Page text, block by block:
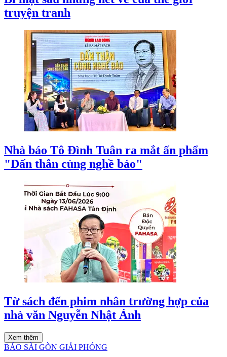
truyện tranh
Nhà báo Tô Đình Tuân ra mắt ấn phẩm
"Dấn thân cùng nghề báo"
Từ sách đến phim nhân trường hợp của
nhà văn Nguyễn Nhật Ánh
Xem thêm
BÁO SÀI GÒN GIẢI PHÓNG